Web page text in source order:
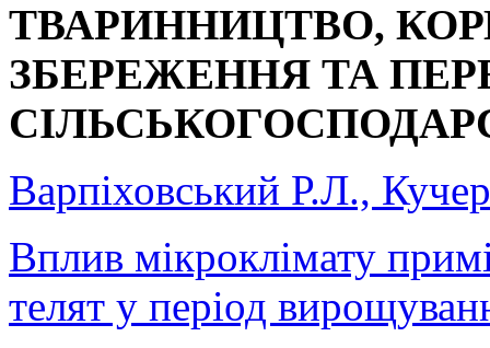
ТВАРИННИЦТВО,
ЗБЕРЕЖЕННЯ ТА
Варпіховський Р.Л.,
Вплив мікроклімату
телят у період